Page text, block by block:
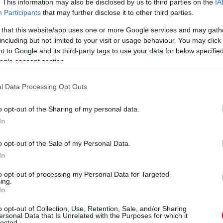
This information may also be disclosed by us to third parties on the
Participants that may further disclose it to other third parties.
that this website/app uses one or more Google services and may
but not limited to your visit or usage behaviour. You may
to Google and its third-party tags to use your data for below
consent section.
Data Processing Opt Outs
opt-out of the Sharing of my personal data.
opt-out of the Sale of my Personal Data.
opt-out of processing my Personal Data for Targeted
opt-out of Collection, Use, Retention, Sale, and/or Sharing
Data that Is Unrelated with the Purposes for which it
a JMW Ferrari zár Jeff Segallal, Wei Luval és Rodrigo
2,2 Nakajimának, de ez édeskevés. Illetve legföljebb arra
győzelem kapujában a Keating Ford.
úgy tűnik, tényleg feladta a reménytelen
hogy ne erőltesse. Egy kört azért várjunk, hogy
4-5-öt kellene Lopeznek odatennie Nakajimának, ez